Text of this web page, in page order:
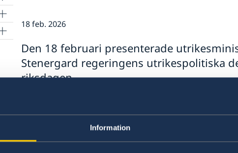
Information
18 feb. 2026
Den 18 februari presenterade
Stenergard regeringens utrikespolitiska
riksdagen.
Deklarationen, som sammanfattar regeringens
innehåller ett antal fokusområden, bland andra: